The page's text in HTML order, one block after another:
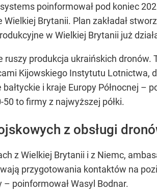
poinformował pod koniec
Brytanii. Plan zakładał
w Wielkiej Brytanii już
produkcja ukraińskich dronów.
Kijowskiego Instytutu Lotnictwa,
i kraje Europy Północnej –
to firmy z najwyższej półki.
z obsługi
z Wielkiej Brytanii i z Niemc,
przygotowania kontaktów na
poinformował Wasyl Bodnar.